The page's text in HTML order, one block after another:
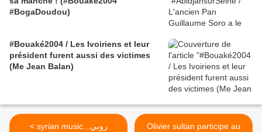
#BogaDoudou)
#Bouaké2004 / Les Ivoiriens et leur
président furent aussi des victimes
(Me Jean Balan)
< syrian music...روبي
Olivier sultan participe au